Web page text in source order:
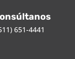
651-4441